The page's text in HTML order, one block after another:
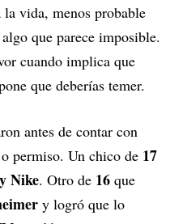
vida, menos probable
que parece imposible.
cuando implica que
que deberías temer.
antes de contar con
permiso. Un chico de 17
Nike. Otro de 16 que
y logró que lo